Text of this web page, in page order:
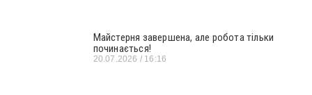
Майстерня завершена, але робота тільки
починається!
20.07.2026 16:16